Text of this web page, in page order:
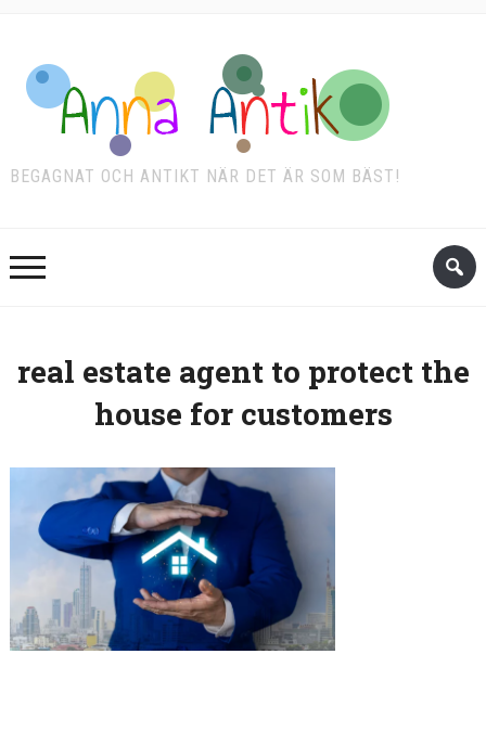
BEGAGNAT OCH ANTIKT NÄR DET ÄR SOM BÄST!
real estate agent to protect the
house for customers